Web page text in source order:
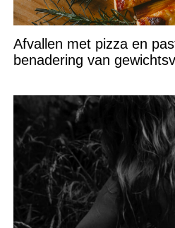
Afvallen met pizza en
benadering van